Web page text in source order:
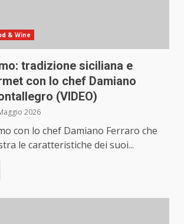
& Wine
tradizione siciliana e
con lo chef Damiano
(VIDEO)
2026
con lo chef Damiano Ferraro che
le caratteristiche dei suoi...